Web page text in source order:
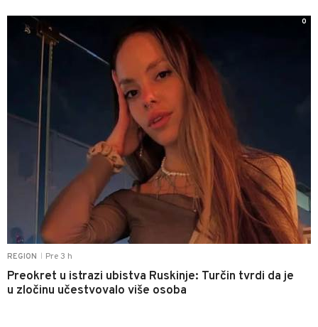
REGION Pre 3 h
Preokret u istrazi ubistva Ruskinje: Turčin tvrdi da je
u zločinu učestvovalo više osoba
0